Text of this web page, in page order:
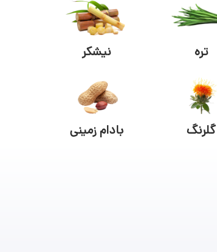
تره نیشکر
گلرنگ بادام زمینی